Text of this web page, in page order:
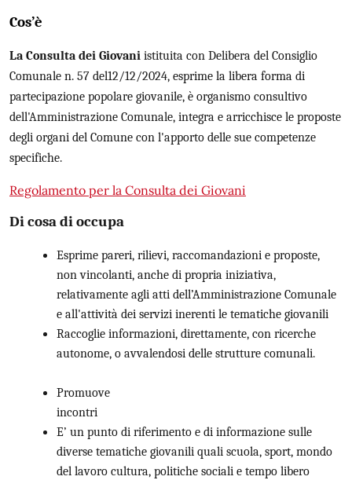
Cos’è
La Consulta dei Giovani istituita con Delibera del Consiglio
Comunale n. 57 del12/12/2024, esprime la libera forma di
partecipazione popolare giovanile, è organismo consultivo
dell'Amministrazione Comunale, integra e arricchisce le proposte
degli organi del Comune con l'apporto delle sue competenze
specifiche.
Regolamento per la Consulta dei Giovani
Di cosa di occupa
Esprime pareri, rilievi, raccomandazioni e proposte,
non vincolanti, anche di propria iniziativa,
relativamente agli atti dell’Amministrazione Comunale
e all'attività dei servizi inerenti le tematiche giovanili
Raccoglie informazioni, direttamente, con ricerche
autonome, o avvalendosi delle strutture comunali.
Promuove
incontri
E’ un punto di riferimento e di informazione sulle
diverse tematiche giovanili quali scuola, sport, mondo
del lavoro cultura, politiche sociali e tempo libero